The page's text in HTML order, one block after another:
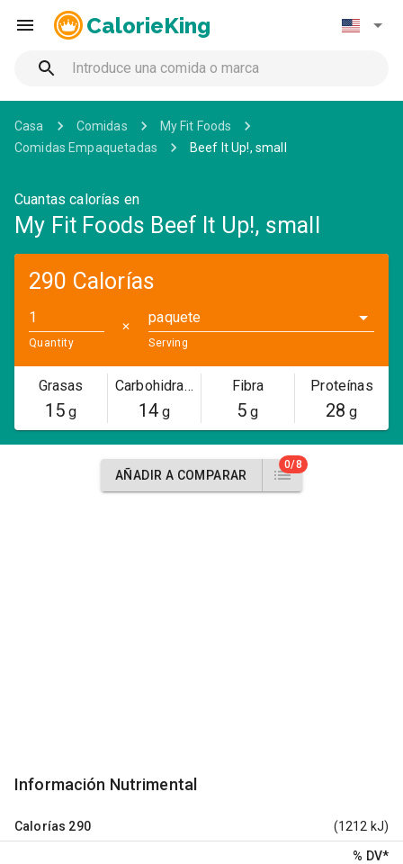
CalorieKing
Casa Comidas
My Fit Foods
Comidas Empaquetadas
Beef It Up!, small
Cuantas calorías en
My Fit Foods Beef It Up!, small
290 Calorías
Quantity
✕
paquete
Serving
Grasas
15g
Carbohidratos
14g
Fibra
5 g
Proteínas
28 g
AÑADIR A COMPARAR
0/8
Información Nutrimental
Calorías 290 (1212 kJ)
% DV*